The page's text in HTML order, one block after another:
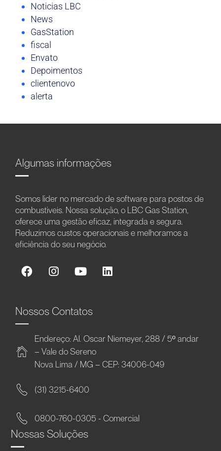
Noticias LBC
News
GasStation
fiscal
Envato
Depoimentos
clientenovo
alerta
Algumas informações
Somos líder no mercado de software para postos de
combustíveis. Nossa solução, o LBC Gas Station,
oferece uma gestão eficaz, integrada e segura.
Reduzimos custos operacionais e melhoramos a
eficiência do seu negócio.
Nossos Contatos
Endereço: Al. Oscar Niemeyer, 288 / 5º andar
– Vale do Sereno
Nova Lima / MG – CEP: 34006-049
(31) 3215-6400
0800-760-0305 - Comercial
Nossas Soluções